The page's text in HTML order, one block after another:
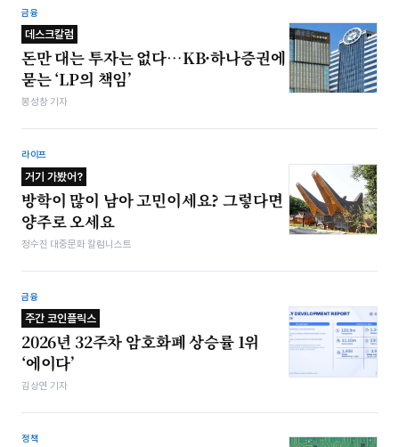
금융
데스크칼럼
돈만 대는 투자는 없다…KB·하나증권에
묻는 ‘LP의 책임’
봉성창 기자
라이프
거기 가봤어?
방학이 많이 남아 고민이세요? 그렇다면
양주로 오세요
정수진 대중문화 칼럼니스트
금융
주간 코인플릭스
2026년 32주차 암호화폐 상승률 1위
‘에이다’
김상연 기자
정책